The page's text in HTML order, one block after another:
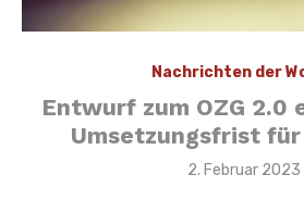
Nachrichten der
Entwurf zum OZG 2.0
Umsetzungsfrist
Veröffentlicht
2. Februar 2023